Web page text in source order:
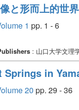
と形而上的世
1 pp. 1 - 6
: 山口大学文理
Springs in
20 pp. 29 - 36